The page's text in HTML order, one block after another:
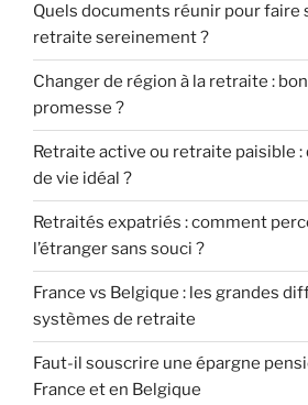
Quels documents réunir pour faire
retraite sereinement ?
Changer de région à la retraite :
promesse ?
Retraite active ou retraite paisible
de vie idéal ?
Retraités expatriés : comment
l’étranger sans souci ?
France vs Belgique : les grandes
systèmes de retraite
Faut-il souscrire une épargne
France et en Belgique